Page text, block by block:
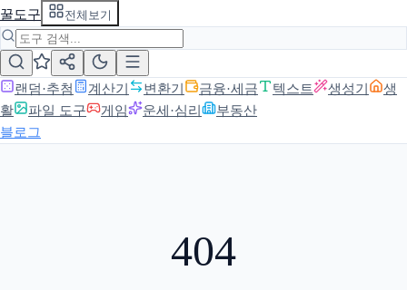
꿀도구 전체보기
랜덤·추첨 계산기 변환기 금융·세금 텍스트 생성기
생
활
파일 도구 게임 운세·심리
부동산
블로그
404